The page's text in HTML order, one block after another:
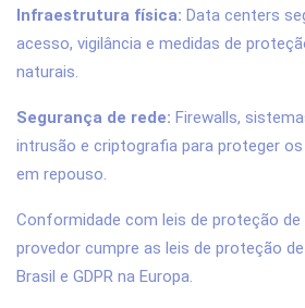
Infraestrutura física: Data centers
acesso, vigilância e medidas de
naturais.
Segurança de rede: Firewalls,
intrusão e criptografia para proteger
em repouso.
Conformidade com leis de proteção de
provedor cumpre as leis de proteção
Brasil e GDPR na Europa.